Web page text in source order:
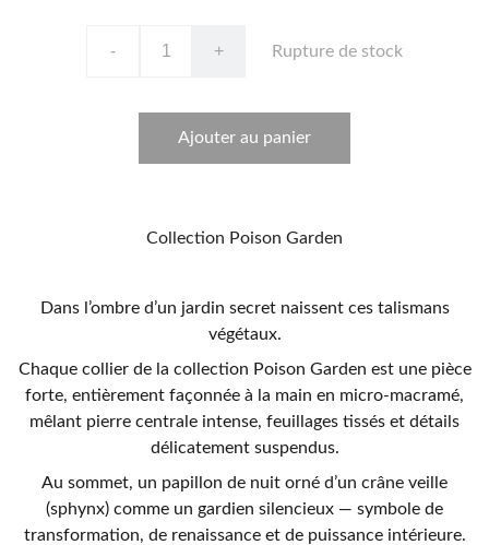
- + Rupture de stock
Ajouter au panier
Collection Poison Garden
Dans l’ombre d’un jardin secret naissent ces talismans
végétaux.
Chaque collier de la collection Poison Garden est une pièce
forte, entièrement façonnée à la main en micro-macramé,
mêlant pierre centrale intense, feuillages tissés et détails
délicatement suspendus.
Au sommet, un papillon de nuit orné d’un crâne veille
(sphynx) comme un gardien silencieux — symbole de
transformation, de renaissance et de puissance intérieure.